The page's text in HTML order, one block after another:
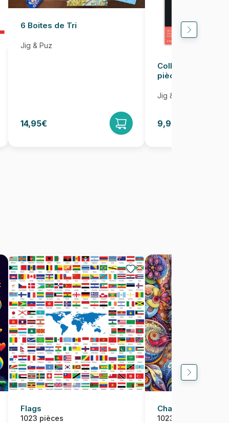
6 Boites de Tri
Jig & Puz
14,95€
Colle pour Puzzle
pièces
Jig & Puz
9,95€
Flags
1023 pièces
Chat aux Grands
1023 pièces